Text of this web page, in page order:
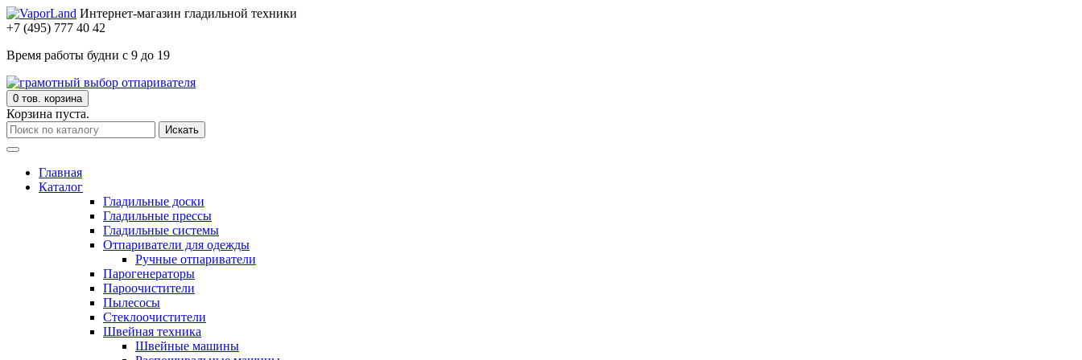
Интернет-магазин гладильной техники
+7 (495) 777 40 42
Время работы будни с 9 до 19
0 тов. корзина
Корзина пуста.
Искать
Главная
Каталог
Гладильные доски
Гладильные прессы
Гладильные системы
Отпариватели для одежды
Ручные отпариватели
Парогенераторы
Пароочистители
Пылесосы
Стеклоочистители
Швейная техника
Швейные машины